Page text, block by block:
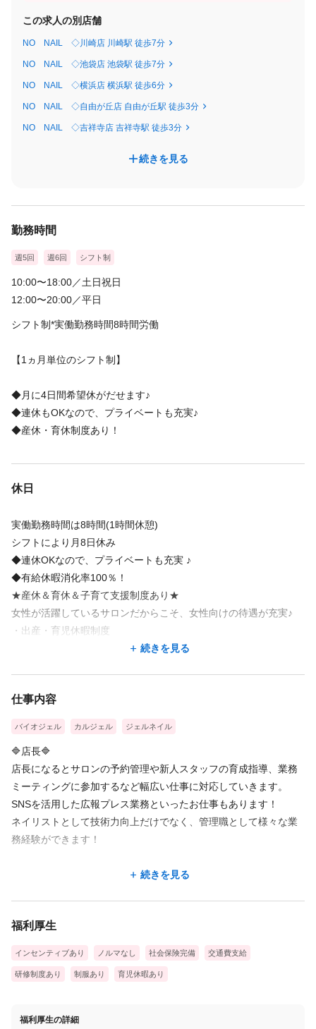
この求人の別店舗
NO NAIL ◇川崎店 川崎駅 徒歩7分
NO NAIL ◇池袋店 池袋駅 徒歩7分
NO NAIL ◇横浜店 横浜駅 徒歩6分
NO NAIL ◇自由が丘店 自由が丘駅 徒歩3分
NO NAIL ◇吉祥寺店 吉祥寺駅 徒歩3分
続きを見る
勤務時間
週5回 週6回 シフト制
10:00〜18:00／土日祝日
12:00〜20:00／平日
シフト制*実働勤務時間8時間労働
【1ヵ月単位のシフト制】
◆月に4日間希望休がだせます♪
◆連休もOKなので、プライベートも充実♪
◆産休・育休制度あり！
休日
実働勤務時間は8時間(1時間休憩)
シフトにより月8日休み
◆連休OKなので、プライベートも充実 ♪
◆有給休暇消化率100％！
★産休＆育休＆子育て支援制度あり★
女性が活躍しているサロンだからこそ、女性向けの待遇が充実♪
・出産・育児休暇制度
続きを見る
仕事内容
バイオジェル カルジェル ジェルネイル
🔷店長🔷
店長になるとサロンの予約管理や新人スタッフの育成指導、業務
ミーティングに参加するなど幅広い仕事に対応していきます。
SNSを活用した広報プレス業務といったお仕事もあります！
ネイリストとして技術力向上だけでなく、管理職として様々な業
務経験ができます！
経営者とのミーティングもあり、経営のノウハウも近くで学べる
いくメンバーもいます。
社内でのステップアップの他、希望制ですがグループ会社のサロ
続きを見る
福利厚生
インセンティブあり ノルマなし 社会保険完備 交通費支給
研修制度あり 制服あり 育児休暇あり
福利厚生の詳細